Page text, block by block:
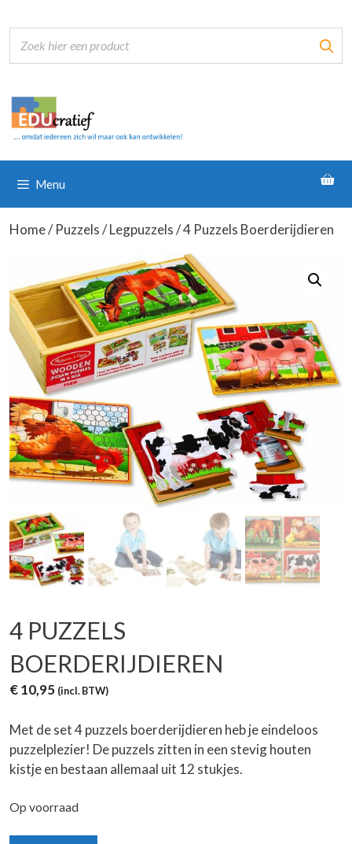
naar
inhoud
Menu
Home/Puzzels/Legpuzzels/ 4 Puzzels Boerderijdieren
4 PUZZELS
BOERDERIJDIEREN
€10,95 (incl. BTW)
Met de set 4 puzzels boerderijdieren heb je eindeloos
puzzelplezier! De puzzels zitten in een stevig houten
kistje en bestaan allemaal uit 12 stukjes.
Op voorraad